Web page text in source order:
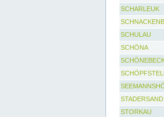
SCHARLEUK
SCHULAU
SCHÖNA
STADERSAND
STORKAU